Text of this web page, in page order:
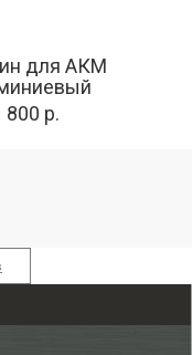
для АКМ
800 р.